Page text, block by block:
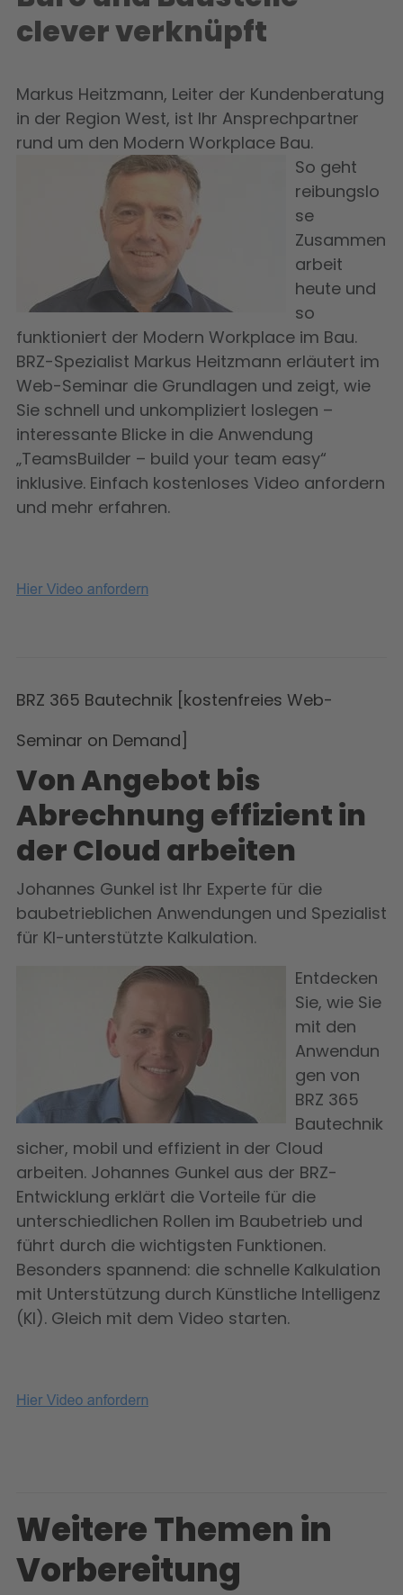
clever verknüpft
Markus Heitzmann, Leiter der Kundenberatung
in der Region West, ist Ihr Ansprechpartner
rund um den Modern Workplace Bau.
So geht
reibungslo
se
Zusammen
arbeit
heute und
so
funktioniert der Modern Workplace im Bau.
BRZ-Spezialist Markus Heitzmann erläutert im
Web-Seminar die Grundlagen und zeigt, wie
Sie schnell und unkompliziert loslegen –
interessante Blicke in die Anwendung
„TeamsBuilder – build your team easy“
inklusive. Einfach kostenloses Video anfordern
und mehr erfahren.
BRZ 365 Bautechnik [kostenfreies Web-
Seminar on Demand]
Von Angebot bis
Abrechnung effizient in
der Cloud arbeiten
Johannes Gunkel ist Ihr Experte für die
baubetrieblichen Anwendungen und Spezialist
für KI-unterstützte Kalkulation.
Entdecken
Sie, wie Sie
mit den
Anwendun
gen von
BRZ 365
Bautechnik
sicher, mobil und effizient in der Cloud
arbeiten. Johannes Gunkel aus der BRZ-
Entwicklung erklärt die Vorteile für die
unterschiedlichen Rollen im Baubetrieb und
führt durch die wichtigsten Funktionen.
Besonders spannend: die schnelle Kalkulation
mit Unterstützung durch Künstliche Intelligenz
(KI). Gleich mit dem Video starten.
Weitere Themen in
Vorbereitung